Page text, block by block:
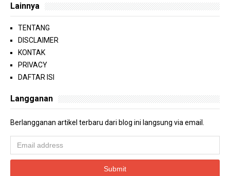
Lainnya
TENTANG
DISCLAIMER
KONTAK
PRIVACY
DAFTAR ISI
Langganan
Berlangganan artikel terbaru dari blog ini langsung via email.